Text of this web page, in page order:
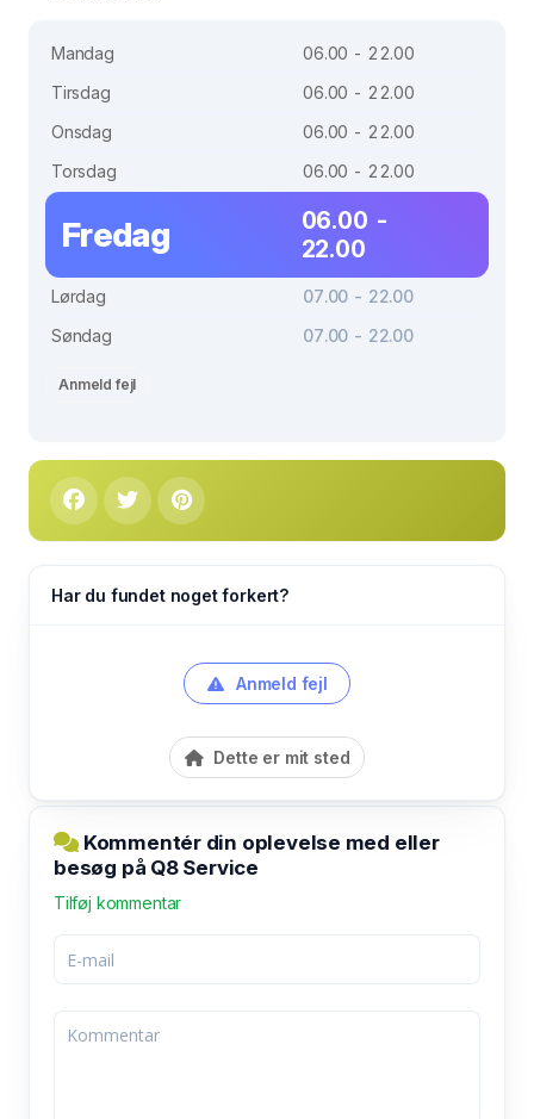
Mandag
06.00 - 22.00
Tirsdag
06.00 - 22.00
Onsdag
06.00 - 22.00
Torsdag
06.00 - 22.00
Fredag
06.00 -
22.00
Lørdag
07.00 - 22.00
Søndag
07.00 - 22.00
Anmeld fejl
Har du fundet noget forkert?
Anmeld fejl
Dette er mit sted
Kommentér din oplevelse med eller
besøg på Q8 Service
Tilføj kommentar